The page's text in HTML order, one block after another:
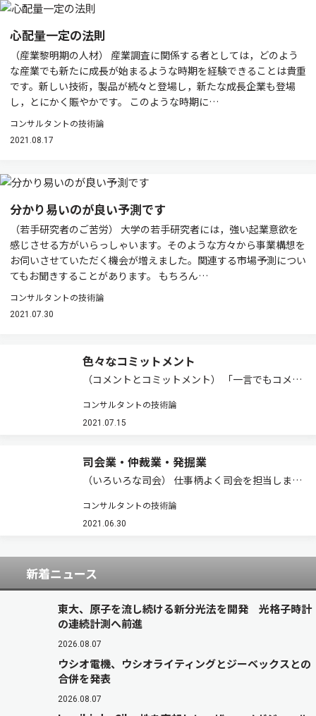
心配量一定の法則
（産業黎明期の人材） 産業調査に関係する者としては，どのよう
な産業でも新たに成長が始まるような時期を経験できることは貴重
です。新しい技術，製品が続々と登場し，新たな成長企業も登場
し，とにかく賑やかです。 このような時期に…
コンサルタントの技術論
2021.08.17
分かり易いのが良い予測です
（若手研究者のご苦労） 大学の若手研究者には，強い起業意欲を
感じさせる方がいらっしゃいます。そのような方々から事業構想を
お伺いさせていただく機会が増えました。関連する市場予測につい
てもお聞きすることがあります。 もちろん…
コンサルタントの技術論
2021.07.30
色々なコミットメント
（コメントとコミットメント） 「一言でもコメン
わったことがあります。語呂が良かったためか今
でも覚えています。二つの言葉は十分に日本語化
コンサルタントの技術論
2021.07.15
司会業・仲裁業・発掘業
（いろいろな司会） 仕事柄よく司会を担当しまし
ました。個人的には結婚式の司会もやりました。
最も多かったのは，コンサルテーションのワーキ
コンサルタントの技術論
2021.06.30
新着ニュース
東大、原子を流し続ける新分光法を開発 光格子時計
の連続計測へ前進
2026.08.07
ウシオ電機、ウシオライティングとジーベックスとの
合併を発表
2026.08.07